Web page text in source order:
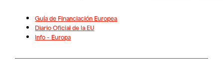
Guía de Financiación Europea
Diario Oficial de la EU
Info – Europa